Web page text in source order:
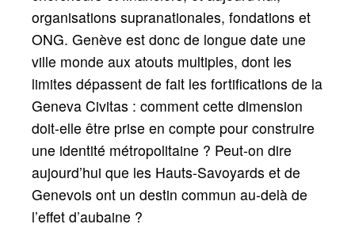
organisations supranationales, fondations et
ONG. Genève est donc de longue date une
ville monde aux atouts multiples, dont les
limites dépassent de fait les fortifications de la
Geneva Civitas : comment cette dimension
doit-elle être prise en compte pour construire
une identité métropolitaine ? Peut-on dire
aujourd’hui que les Hauts-Savoyards et de
Genevois ont un destin commun au-delà de
l’effet d’aubaine ?